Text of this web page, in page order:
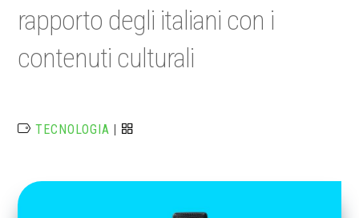
rapporto degli italiani con i
contenuti culturali
TECNOLOGIA |